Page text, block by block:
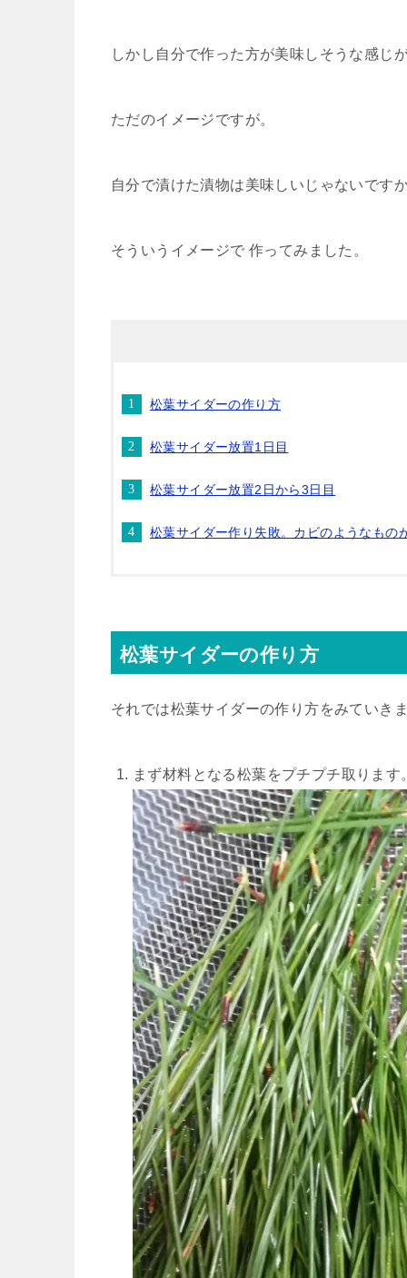
しかし自分で作った方が美味しそうな感じ
ただのイメージですが。
自分で漬けた漬物は美味しいじゃないですか
そういうイメージで 作ってみました。
松葉サイダーの作り方
松葉サイダー放置1日目
松葉サイダー放置2日から3日目
松葉サイダー作り失敗。カビのようなもの
松葉サイダーの作り方
それでは松葉サイダーの作り方をみていきま
まず材料となる松葉をプチプチ取ります